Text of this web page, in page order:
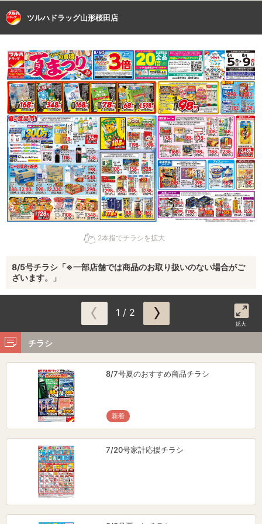
ツルハドラッグ山形桜田店
2本指でチラシを拡大
8/5号チラシ「※一部店舗では商品のお取り扱いのない場合がご
ざいます。」
1 / 2
拡大
チラシ
8/7号夏のおすすめ商品チラシ
新着
7/20号家計応援チラシ